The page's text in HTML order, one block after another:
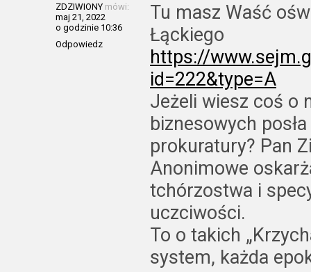
ZDZIWIONY mówi:
maj 21, 2022
o godzinie 10:36
Odpowiedz
Tu masz Waść
Łąckiego
https://
id=222&type=A
Jeżeli wiesz coś o
biznesowych
prokuratury? Pan
Anonimowe
tchórzostwa i
uczciwości.
To o takich
system, każda